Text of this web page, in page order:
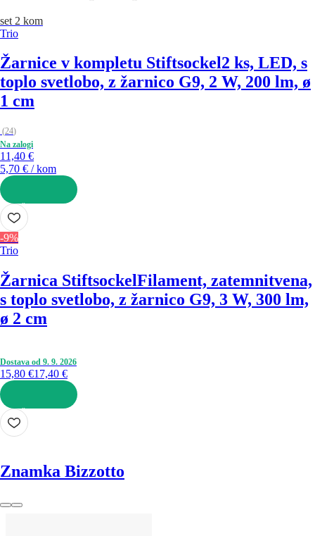
set 2 kom
Trio
Žarnice v kompletu Stiftsockel2 ks, LED, s
toplo svetlobo, z žarnico G9, 2 W, 200 lm, ø
1 cm
(24)
Na zalogi
11,40 €
5,70 € / kom
V KOŠARICO
-9%
Trio
Žarnica StiftsockelFilament, zatemnitvena,
s toplo svetlobo, z žarnico G9, 3 W, 300 lm,
ø 2 cm
Dostava od 9. 9. 2026
15,80 €17,40 €
V KOŠARICO
Znamka Bizzotto